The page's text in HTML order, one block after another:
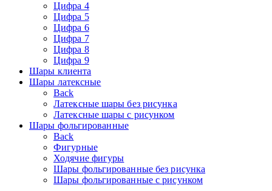
Цифра 4
Цифра 5
Цифра 6
Цифра 7
Цифра 8
Цифра 9
Шары клиента
Шары латексные
Back
Латексные шары без рисунка
Латексные шары с рисунком
Шары фольгированные
Back
Фигурные
Ходячие фигуры
Шары фольгированные без рисунка
Шары фольгированные с рисунком